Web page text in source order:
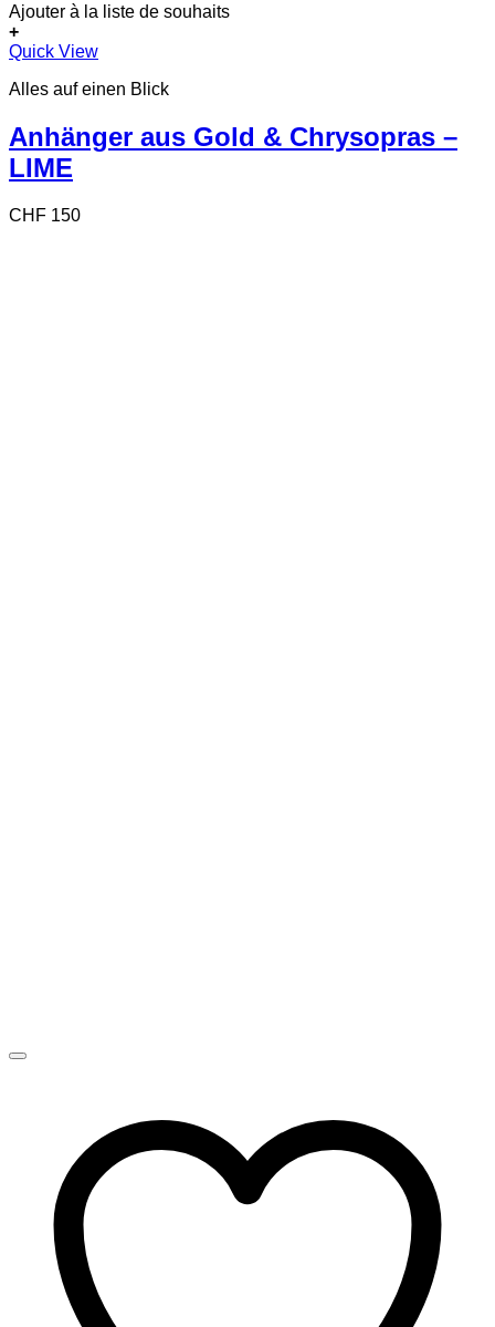
Ajouter à la liste de souhaits
+
Quick View
Alles auf einen Blick
Anhänger aus Gold & Chrysopras –
LIME
CHF 150